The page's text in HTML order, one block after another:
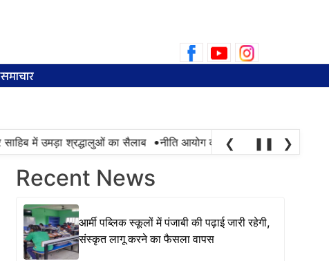
for:
में उमड़ा श्रद्धालुओं का सैलाब •नीति आयोग की रैंकिंग में पंजाब ने केरल को
❮ ❚❚ ❯
Recent News
आर्मी पब्लिक स्कूलों में पंजाबी की पढ़ाई जारी रहेगी,
संस्कृत लागू करने का फैसला वापस